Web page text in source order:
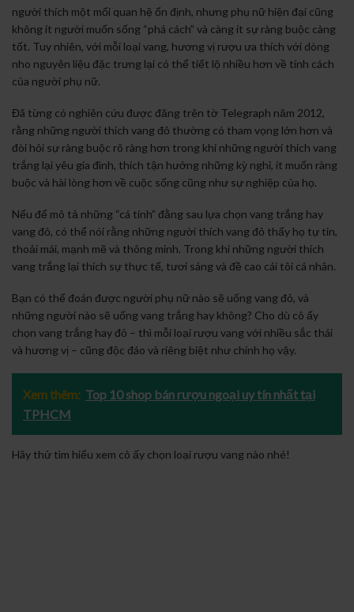
người thích một mối quan hệ ổn định, nhưng phụ nữ hiện đại cũng
không ít người muốn sống “phá cách” và càng ít sự ràng buộc càng
tốt. Tuy nhiên, với mỗi loại vang, hương vị rượu ưa thích với dòng
nho nguyên liệu đặc trưng lại có thể tiết lộ nhiều hơn về tính cách
của người phụ nữ.
Đã từng có nghiên cứu được đăng trên tờ Telegraph năm 2012,
rằng những người thích vang đỏ thường có tham vọng lớn hơn và
đòi hỏi sự ràng buộc rõ ràng hơn trong khi những người thích vang
trắng lại yêu gia đình, thích tận hưởng những kỳ nghỉ, ít muốn ràng
buộc và hài lòng hơn về cuộc sống cũng như sự nghiệp của họ.
Nếu để mô tả những “cá tính” đằng sau lựa chọn vang trắng hay
vang đỏ, có thể nói rằng những người thích vang đỏ thấy họ tự tin,
thoải mái, mạnh mẽ và thông minh. Trong khi những người thích
vang trắng lại thích sự thực tế, tươi sáng và đề cao cái tôi cá nhân.
Bạn có thể đoán được người phụ nữ nào sẽ uống vang đỏ, và
những người nào sẽ uống vang trắng hay không? Cho dù cô ấy
chọn vang trắng hay đỏ – thì mỗi loại rượu vang với nhiều sắc thái
và hương vị – cũng độc đáo và riêng biệt như chính họ vậy.
Xem thêm: Top 10 shop bán rượu ngoại uy tín nhất tại
TPHCM
Hãy thử tìm hiểu xem cô ấy chọn loại rượu vang nào nhé!